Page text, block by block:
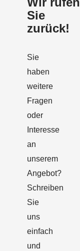
Sie
zurück!
Sie
haben
weitere
Fragen
oder
Interesse
an
unserem
Angebot?
Schreiben
Sie
uns
einfach
und